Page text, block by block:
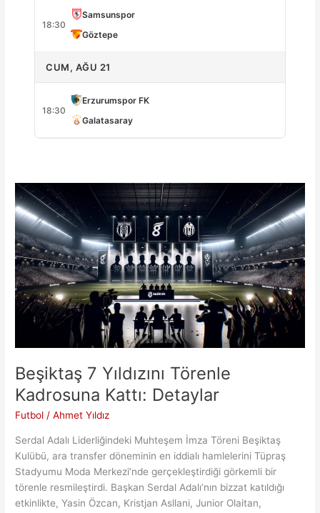
18:30
Samsunspor
Göztepe
CUM, AĞU 21
18:30
Erzurumspor FK
Galatasaray
Beşiktaş 7 Yıldızını Törenle
Kadrosuna Kattı: Detaylar
Futbol /Ahmet Yıldız
Serdal Adalı Liderliğindeki Muhteşem İmza Töreni Beşiktaş
Kulübü, ara transfer döneminin en iddialı hamlelerini Tüpraş
Stadyumu Moda Merkezi’nde gerçekleştirdiği görkemli bir
törenle resmileştirdi. Başkan Serdal Adalı’nın bizzat katıldığı
etkinlikte, Yasin Özcan, Kristjan Asllani, Junior Olaitan,